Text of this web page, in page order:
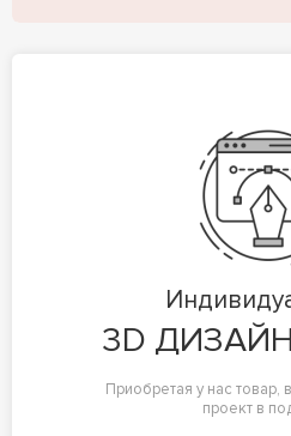
3D
Приобретая у нас товар,
проект в